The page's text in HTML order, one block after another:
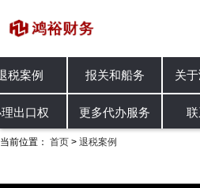
首页
进出口退税
退税案例
办理出口权
进出口退税 退税案例
当前位置： 首页 > 退税案例